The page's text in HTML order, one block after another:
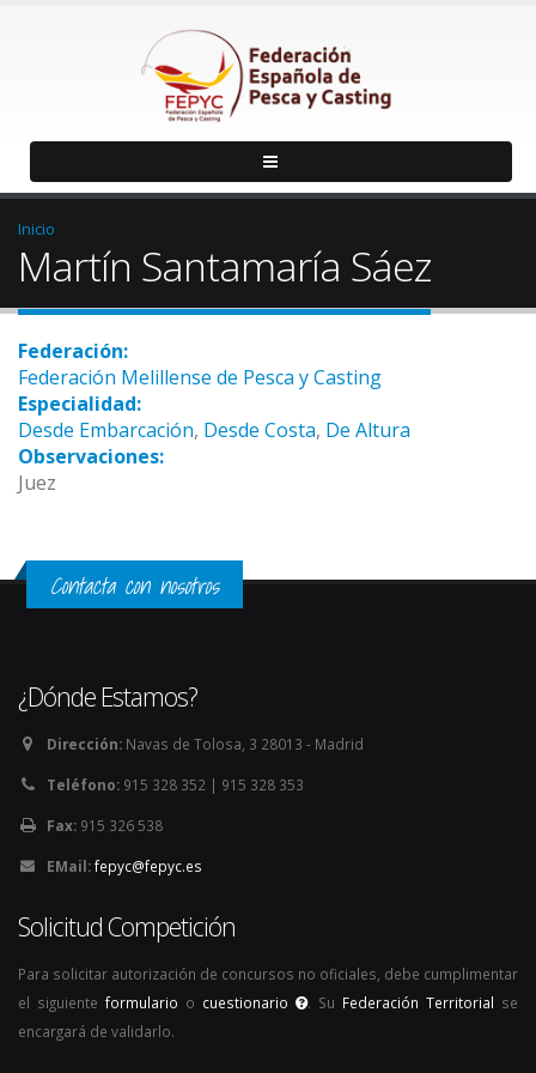
Inicio
Martín Santamaría Sáez
Federación:
Federación Melillense de Pesca y Casting
Especialidad:
Desde Embarcación, Desde Costa, De Altura
Observaciones:
Juez
Contacta con nosotros
¿Dónde Estamos?
Dirección: Navas de Tolosa, 3 28013 - Madrid
Teléfono: 915 328 352 | 915 328 353
Fax: 915 326 538
EMail:fepyc@fepyc.es
Solicitud Competición
Para solicitar autorización de concursos no oficiales, debe cumplimentar
el siguiente formulario o cuestionario . Su Federación Territorial se
encargará de validarlo.